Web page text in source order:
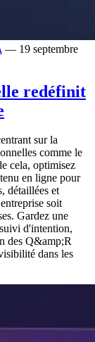
— 19 septembre
redéfinit
sur la
comme le
cela, optimisez
en ligne pour
détaillées et
soit
Gardez une
d'intention,
des Q&amp;R
dans les